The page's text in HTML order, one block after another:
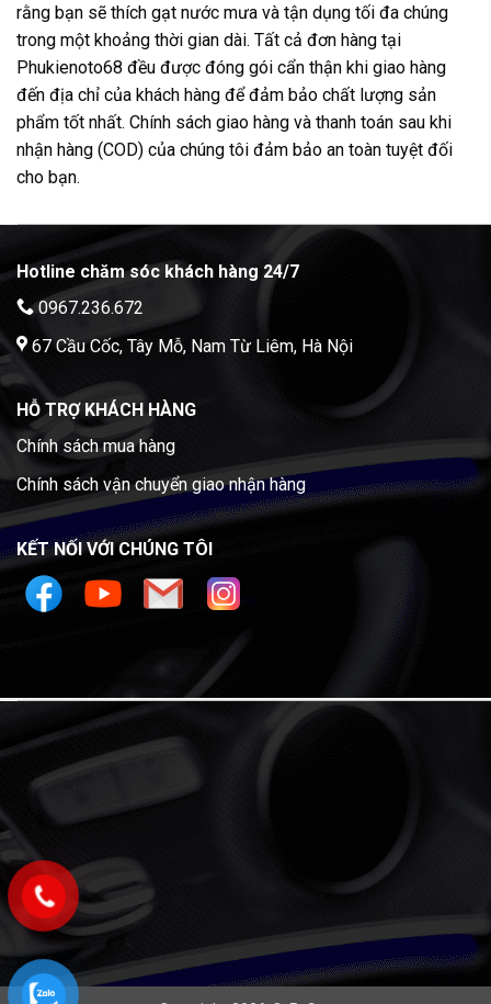
rằng bạn sẽ thích gạt nước mưa và tận dụng tối đa chúng
trong một khoảng thời gian dài. Tất cả đơn hàng tại
Phukienoto68 đều được đóng gói cẩn thận khi giao hàng
đến địa chỉ của khách hàng để đảm bảo chất lượng sản
phẩm tốt nhất. Chính sách giao hàng và thanh toán sau khi
nhận hàng (COD) của chúng tôi đảm bảo an toàn tuyệt đối
cho bạn.
Hotline chăm sóc khách hàng 24/7
0967.236.672
67 Cầu Cốc, Tây Mỗ, Nam Từ Liêm, Hà Nội
HỖ TRỢ KHÁCH HÀNG
Chính sách mua hàng
Chính sách vận chuyển giao nhận hàng
KẾT NỐI VỚI CHÚNG TÔI